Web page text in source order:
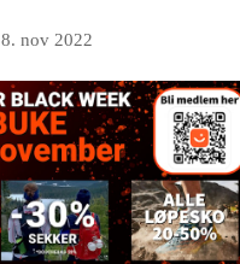
8. nov 2022